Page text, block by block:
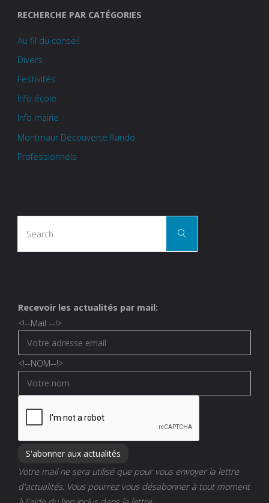
RECHERCHE PAR CATÉGORIES
Au fil du conseil
Divers
Festivités
Info école
Info mairie
Montmaur Découverte Rando
Professionnels
Search
Recevoir les actualités par mail:
<!--Mail --!>
<!--NOM--!>
Votre mail ne sera utilisé que pour vous envoyer la lettre
d'actualités. Vous pourrez vous désabonner à tout moment